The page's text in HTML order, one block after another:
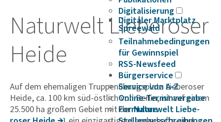
Digitalisierung
Digitaler Marktplatz
Spreewald
Teilnahmebedingungen
für Gewinnspiel
RSS-Newsfeed
Bürgerservice
Service von A-Z
Online-Terminvergabe
Formulare
Natur­welt Liebe­roser
Heide
Auf dem ehemaligen Truppenübungsplatz Lieberoser
Heide, ca. 100 km süd-östlich von Berlin, ist auf einem
25.500 ha großem Gebiet mit derNatur­welt Liebe­